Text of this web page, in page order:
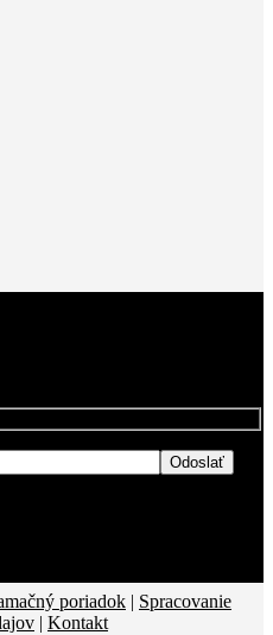
poriadok | Spracovanie
| Kontakt